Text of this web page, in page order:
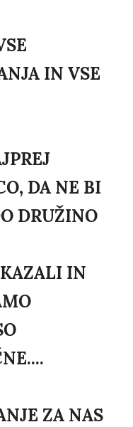
IN VSE
DA NE BI
DRUŽINO
IN
ZA NAS